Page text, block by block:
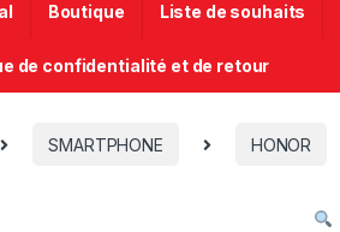
Boutique Liste de souhaits
de confidentialité et de retour
SMARTPHONE HONOR